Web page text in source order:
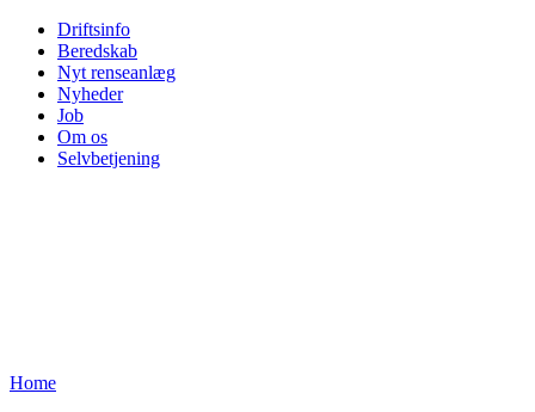
Driftsinfo
Beredskab
Nyt renseanlæg
Nyheder
Job
Om os
Selvbetjening
Home